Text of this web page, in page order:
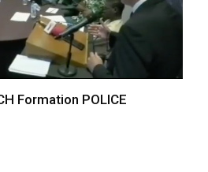
Formation POLICE